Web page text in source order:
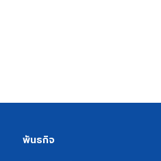
สุสานน้ำท่วม เรื่องเร่งด่วน ต้องรีบ
พันธกิจ